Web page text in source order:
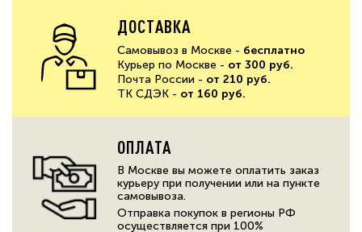
ДОСТАВКА
Самовывоз в Москве - бесплатно
Курьер по Москве - от 300 руб.
Почта России - от 210 руб.
ТК СДЭК - от 160 руб.
ОПЛАТА
В Москве вы можете оплатить заказ
курьеру при получении или на пункте
самовывоза.
Отправка покупок в регионы РФ
осуществляется при 100%